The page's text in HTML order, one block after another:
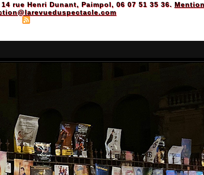
rue Henri Dunant, Paimpol, 06 07 51 35 36.